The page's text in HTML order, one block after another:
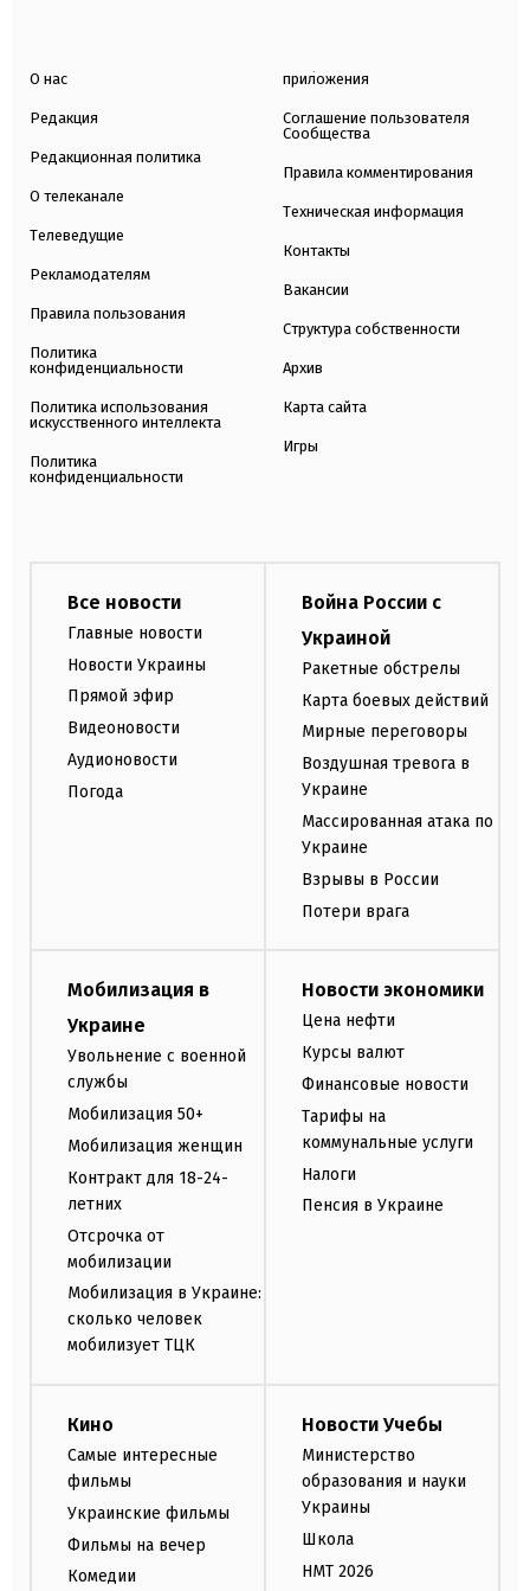
О нас
Редакция
Редакционная политика
О телеканале
Телеведущие
Рекламодателям
Правила пользования
Политика
конфиденциальности
Политика использования
искусственного интеллекта
Политика
конфиденциальности
приложения
Соглашение пользователя
Сообщества
Правила комментирования
Техническая информация
Контакты
Вакансии
Структура собственности
Архив
Карта сайта
Игры
Все новости
Главные новости
Новости Украины
Прямой эфир
Видеоновости
Аудионовости
Погода
Война России с
Украиной
Ракетные обстрелы
Карта боевых действий
Мирные переговоры
Воздушная тревога в
Украине
Массированная атака по
Украине
Взрывы в России
Потери врага
Мобилизация в
Украине
Увольнение с военной
службы
Мобилизация 50+
Мобилизация женщин
Контракт для 18-24-
летних
Отсрочка от
мобилизации
Мобилизация в Украине:
сколько человек
мобилизует ТЦК
Новости экономики
Цена нефти
Курсы валют
Финансовые новости
Тарифы на
коммунальные услуги
Налоги
Пенсия в Украине
Кино
Самые интересные
фильмы
Украинские фильмы
Фильмы на вечер
Комедии
Новости Учебы
Министерство
образования и науки
Украины
Школа
НМТ 2026